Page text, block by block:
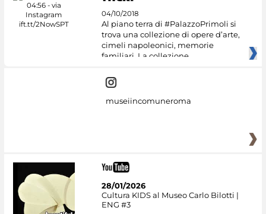
04/10/2018
Al piano terra di #PalazzoPrimoli si
trova una collezione di opere d’arte,
cimeli napoleonici, memorie
familiari. La collezione
museiincomuneroma
28/01/2026
Cultura KIDS al Museo Carlo Bilotti |
ENG #3